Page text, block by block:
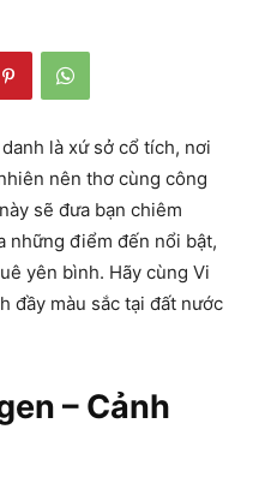
là xứ sở cổ tích, nơi
nên thơ cùng công
sẽ đưa bạn chiêm
những điểm đến nổi bật,
yên bình. Hãy cùng Vi
đầy màu sắc tại đất nước
– Cảnh